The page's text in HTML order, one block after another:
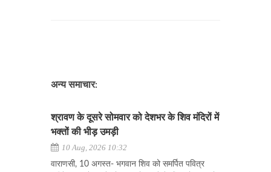
अन्य समाचार:
श्रावण के दूसरे सोमवार को देशभर के शिव मंदिरों में
भक्तों की भीड़ उमड़ी
10 Aug, 2026 10:32
वाराणसी, 10 अगस्त- भगवान शिव को समर्पित पवित्र